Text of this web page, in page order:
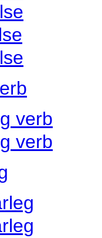
verb
verb